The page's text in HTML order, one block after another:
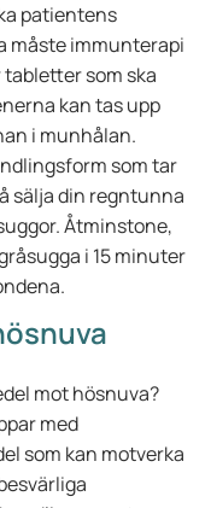
patientens
måste immunterapi
som ska
kan tas upp
i munhålan.
som tar
sälja din regntunna
Åtminstone,
i 15 minuter
mot hösnuva?
med
som kan motverka